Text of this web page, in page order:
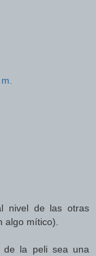
nivel de las otras
algo mítico).
de la peli sea una